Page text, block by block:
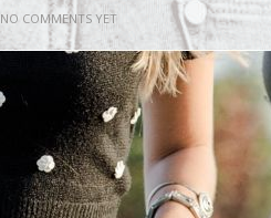
NO COMMENTS YET